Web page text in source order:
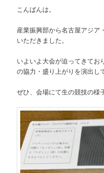
こんばんは。
産業振興部から名古屋アジア
いただきました。
いよいよ大会が迫ってきてお
の協力・盛り上がりを演出し
ぜひ、会場にて生の競技の様